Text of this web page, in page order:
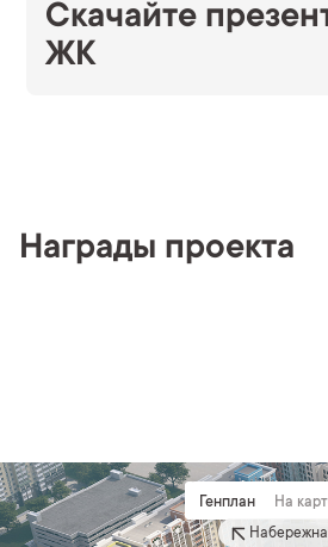
Скачайте
ЖК
Награды проекта
Генплан
На